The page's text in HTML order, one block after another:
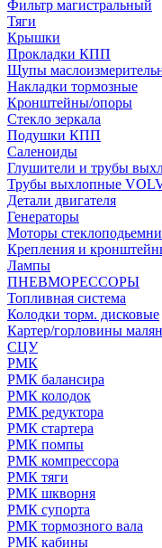
Фильтр магистральный
Тяги
Крышки
Прокладки КПП
Щупы
Накладки тормозные
Кронштейны/опоры
Стекло зеркала
Подушки КПП
Саленоиды
Глушители и трубы
Трубы выхлопные
Детали двигателя
Генераторы
Моторы
Крепления и
Лампы
ПНЕВМОРЕССОРЫ
Топливная система
Колодки торм. дисковые
Картер/горловины
СЦУ
РМК
РМК балансира
РМК колодок
РМК редуктора
РМК стартера
РМК помпы
РМК компрессора
РМК тяги
РМК шкворня
РМК супорта
РМК тормозного вала
РМК кабины